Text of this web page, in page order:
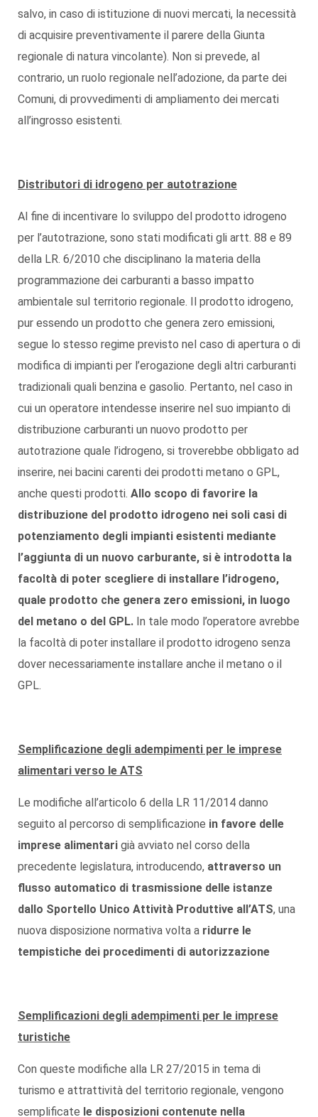
salvo, in caso di istituzione di nuovi mercati, la necessità
di acquisire preventivamente il parere della Giunta
regionale di natura vincolante). Non si prevede, al
contrario, un ruolo regionale nell’adozione, da parte dei
Comuni, di provvedimenti di ampliamento dei mercati
all’ingrosso esistenti.
Distributori di idrogeno per autotrazione
Al fine di incentivare lo sviluppo del prodotto idrogeno
per l’autotrazione, sono stati modificati gli artt. 88 e 89
della LR. 6/2010 che disciplinano la materia della
programmazione dei carburanti a basso impatto
ambientale sul territorio regionale. Il prodotto idrogeno,
pur essendo un prodotto che genera zero emissioni,
segue lo stesso regime previsto nel caso di apertura o di
modifica di impianti per l’erogazione degli altri carburanti
tradizionali quali benzina e gasolio. Pertanto, nel caso in
cui un operatore intendesse inserire nel suo impianto di
distribuzione carburanti un nuovo prodotto per
autotrazione quale l’idrogeno, si troverebbe obbligato ad
inserire, nei bacini carenti dei prodotti metano o GPL,
anche questi prodotti. Allo scopo di favorire la
distribuzione del prodotto idrogeno nei soli casi di
potenziamento degli impianti esistenti mediante
l’aggiunta di un nuovo carburante, si è introdotta la
facoltà di poter scegliere di installare l’idrogeno,
quale prodotto che genera zero emissioni, in luogo
del metano o del GPL. In tale modo l’operatore avrebbe
la facoltà di poter installare il prodotto idrogeno senza
dover necessariamente installare anche il metano o il
GPL.
Semplificazione degli adempimenti per le imprese
alimentari verso le ATS
Le modifiche all’articolo 6 della LR 11/2014 danno
seguito al percorso di semplificazione in favore delle
imprese alimentari già avviato nel corso della
precedente legislatura, introducendo, attraverso un
flusso automatico di trasmissione delle istanze
dallo Sportello Unico Attività Produttive all’ATS, una
nuova disposizione normativa volta a ridurre le
tempistiche dei procedimenti di autorizzazione
Semplificazioni degli adempimenti per le imprese
turistiche
Con queste modifiche alla LR 27/2015 in tema di
turismo e attrattività del territorio regionale, vengono
semplificate le disposizioni contenute nella